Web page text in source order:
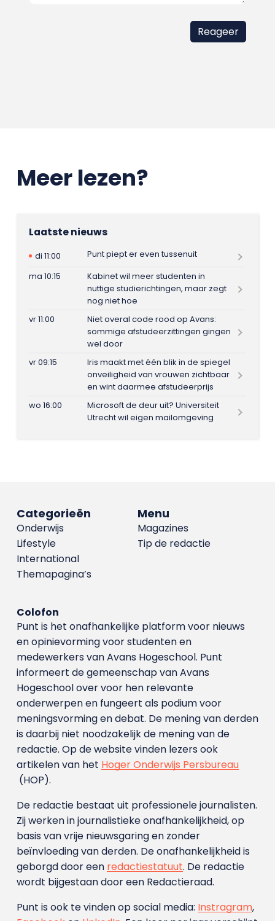
Meer lezen?
Laatste nieuws
di 11:00
Punt piept er even tussenuit
ma 10:15
Kabinet wil meer studenten in
nuttige studierichtingen, maar zegt
nog niet hoe
vr 11:00
Niet overal code rood op Avans:
sommige afstudeerzittingen gingen
wel door
vr 09:15
Iris maakt met één blik in de spiegel
onveiligheid van vrouwen zichtbaar
en wint daarmee afstudeerprijs
wo 16:00
Microsoft de deur uit? Universiteit
Utrecht wil eigen mailomgeving
Menu
Magazines
Tip de redactie
Categorieën
Onderwijs
Lifestyle
International
Themapagina’s
Colofon
Punt is het onafhankelijke platform voor nieuws
en opinievorming voor studenten en
medewerkers van Avans Hoge­school. Punt
informeert de gemeenschap van Avans
Hogeschool over voor hen relevante
onderwerpen en fungeert als podium voor
meningsvorming en debat. De mening van derden
is daarbij niet noodzakelijk de mening van de
redactie. Op de website vinden lezers ook
artikelen van het Hoger Onderwijs Persbureau
(HOP).
De redactie bestaat uit professionele journalisten.
Zij werken in journalistieke onafhankelijkheid, op
basis van vrije nieuwsgaring en zonder
beïnvloeding van derden. De onafhankelijkheid is
geborgd door een redactiestatuut. De redactie
wordt bijgestaan door een Redactieraad.
Punt is ook te vinden op social media: Instragram,